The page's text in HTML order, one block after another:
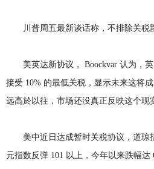
川普周五最新谈话称，不排除关税
美英达新协议， Boockvar 认为，英
接受 10% 的最低关税，显示未来这将
远高於以往，市场还没真正反映这个现
美中近日达成暂时关税协议，道琼
元指数反弹 101 以上，今年以来跌幅达